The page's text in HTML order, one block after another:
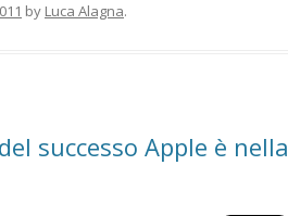
by Luca Alagna.
successo Apple è nella